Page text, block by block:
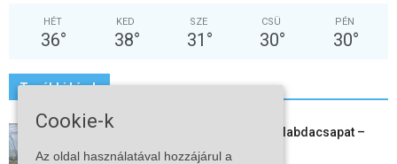
HÉT
36°
KED
38°
SZE
31 °
CSÜ
30°
PÉN
30°
További hírek
Megszűnt a kiskőrösi női kézilabdacsapat –
egy korszak ért véget
Cookie-k
Az oldal használatával hozzájárul a